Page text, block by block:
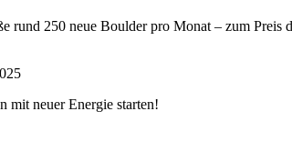
rund 250 neue Boulder pro Monat – zum
mit neuer Energie starten!